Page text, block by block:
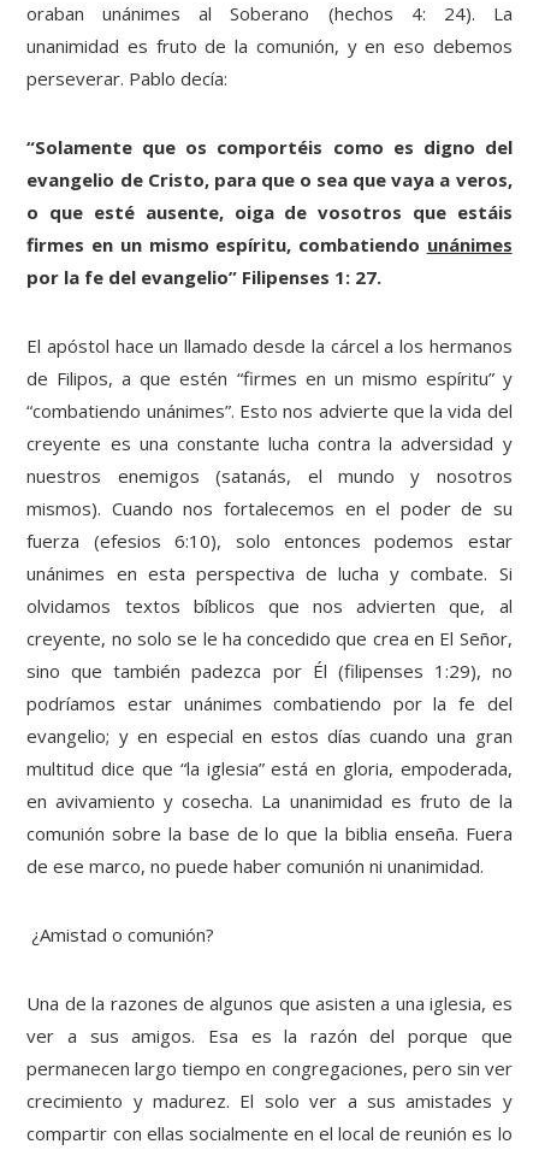
oraban unánimes al Soberano (hechos 4: 24). La
unanimidad es fruto de la comunión, y en eso debemos
perseverar. Pablo decía:
“Solamente que os comportéis como es digno del
evangelio de Cristo, para que o sea que vaya a veros,
o que esté ausente, oiga de vosotros que estáis
firmes en un mismo espíritu, combatiendo unánimes
por la fe del evangelio” Filipenses 1: 27.
El apóstol hace un llamado desde la cárcel a los hermanos
de Filipos, a que estén “firmes en un mismo espíritu” y
“combatiendo unánimes”. Esto nos advierte que la vida del
creyente es una constante lucha contra la adversidad y
nuestros enemigos (satanás, el mundo y nosotros
mismos). Cuando nos fortalecemos en el poder de su
fuerza (efesios 6:10), solo entonces podemos estar
unánimes en esta perspectiva de lucha y combate. Si
olvidamos textos bíblicos que nos advierten que, al
creyente, no solo se le ha concedido que crea en El Señor,
sino que también padezca por Él (filipenses 1:29), no
podríamos estar unánimes combatiendo por la fe del
evangelio; y en especial en estos días cuando una gran
multitud dice que “la iglesia” está en gloria, empoderada,
en avivamiento y cosecha. La unanimidad es fruto de la
comunión sobre la base de lo que la biblia enseña. Fuera
de ese marco, no puede haber comunión ni unanimidad.
¿Amistad o comunión?
Una de la razones de algunos que asisten a una iglesia, es
ver a sus amigos. Esa es la razón del porque que
permanecen largo tiempo en congregaciones, pero sin ver
crecimiento y madurez. El solo ver a sus amistades y
compartir con ellas socialmente en el local de reunión es lo